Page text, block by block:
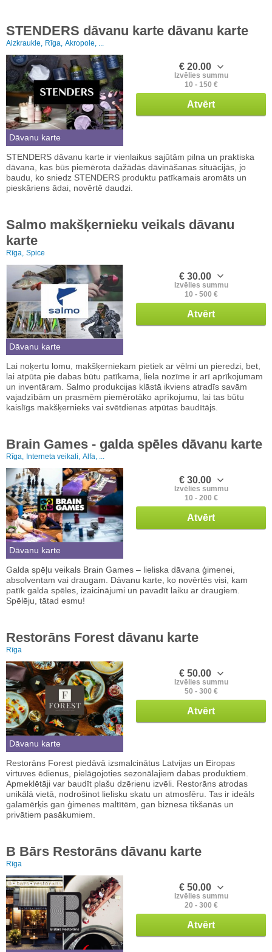
STENDERS dāvanu karte dāvanu karte
Aizkraukle, Rīga, Akropole, ...
Dāvanu karte
€ 20.00
Izvēlies summu
10 - 150 €
Atvērt
STENDERS dāvanu karte ir vienlaikus sajūtām pilna un praktiska
dāvana, kas būs piemērota dažādās dāvināšanas situācijās, jo
baudu, ko sniedz STENDERS produktu patīkamais aromāts un
pieskāriens ādai, novērtē daudzi.
Salmo makšķernieku veikals dāvanu
karte
Rīga, Spice
Dāvanu karte
€ 30.00
Izvēlies summu
10 - 500 €
Atvērt
Lai noķertu lomu, makšķerniekam pietiek ar vēlmi un pieredzi, bet,
lai atpūta pie dabas būtu patīkama, liela nozīme ir arī aprīkojumam
un inventāram. Salmo produkcijas klāstā ikviens atradīs savām
vajadzībām un prasmēm piemērotāko aprīkojumu, lai tas būtu
kaislīgs makšķernieks vai svētdienas atpūtas baudītājs.
Brain Games - galda spēles dāvanu karte
Rīga, Interneta veikali, Alfa, ...
Dāvanu karte
€ 30.00
Izvēlies summu
10 - 200 €
Atvērt
Galda spēļu veikals Brain Games – lieliska dāvana ģimenei,
absolventam vai draugam. Dāvanu karte, ko novērtēs visi, kam
patīk galda spēles, izaicinājumi un pavadīt laiku ar draugiem.
Spēlēju, tātad esmu!
Restorāns Forest dāvanu karte
Rīga
Dāvanu karte
€ 50.00
Izvēlies summu
50 - 300 €
Atvērt
Restorāns Forest piedāvā izsmalcinātus Latvijas un Eiropas
virtuves ēdienus, pielāgojoties sezonālajiem dabas produktiem.
Apmeklētāji var baudīt plašu dzērienu izvēli. Restorāns atrodas
unikālā vietā, nodrošinot lielisku skatu un atmosfēru. Tas ir ideāls
galamērķis gan ģimenes maltītēm, gan biznesa tikšanās un
privātiem pasākumiem.
B Bārs Restorāns dāvanu karte
Rīga
€ 50.00
Izvēlies summu
20 - 300 €
Atvērt